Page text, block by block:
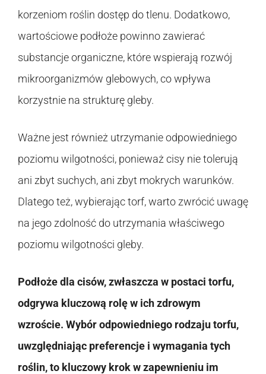
korzeniom roślin dostęp do tlenu. Dodatkowo,
wartościowe podłoże powinno zawierać
substancje organiczne, które wspierają rozwój
mikroorganizmów glebowych, co wpływa
korzystnie na strukturę gleby.
Ważne jest również utrzymanie odpowiedniego
poziomu wilgotności, ponieważ cisy nie tolerują
ani zbyt suchych, ani zbyt mokrych warunków.
Dlatego też, wybierając torf, warto zwrócić uwagę
na jego zdolność do utrzymania właściwego
poziomu wilgotności gleby.
Podłoże dla cisów, zwłaszcza w postaci torfu,
odgrywa kluczową rolę w ich zdrowym
wzroście. Wybór odpowiedniego rodzaju torfu,
uwzględniając preferencje i wymagania tych
roślin, to kluczowy krok w zapewnieniu im